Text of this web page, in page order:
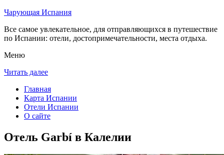
Чарующая Испания
Все самое увлекательное, для отправляющихся в путешествие
по Испании: отели, достопримечательности, места отдыха.
Меню
Читать далее
Главная
Карта Испании
Отели Испании
О сайте
Отель Garbí в Калелии